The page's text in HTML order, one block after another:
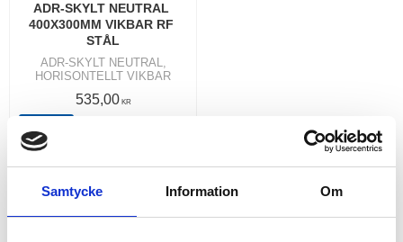
Samtycke Information Om
ADR-SKYLT NEUTRAL
400X300MM VIKBAR RF
STÅL
ADR-SKYLT NEUTRAL,
HORISONTELLT VIKBAR
535,00KR
KÖP
RELATERADE PRODUKTER